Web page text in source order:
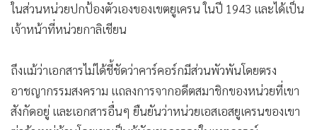
ในส่วนหน่วยปกป้องตัวเองของเขตยูเครน ในปี 1943 และได้เป็น
เจ้าหน้าที่หน่วยกาลิเชียน
ถึงแม้ว่าเอกสารไม่ได้ชี้ชัดว่าคาร์คอร์กมีส่วนพัวพันโดยตรง
อาชญากรรมสงคราม แถลงการจากอดีตสมาชิกของหน่วยที่เขา
สังกัดอยู่ และเอกสารอื่นๆ ยืนยันว่าหน่วยเอสเอสยูเครนของเขา